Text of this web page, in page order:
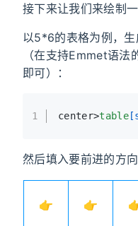
接下来让我们来绘制一
以5*6的表格为例，
（在支持Emmet语
即可）：
1 center>table
然后填入要前进的方向
👉 👉